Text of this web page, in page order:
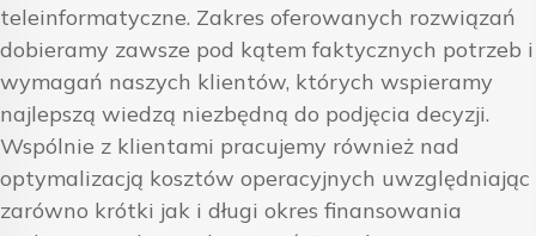
teleinformatyczne. Zakres oferowanych rozwiązań
dobieramy zawsze pod kątem faktycznych potrzeb i
wymagań naszych klientów, których wspieramy
najlepszą wiedzą niezbędną do podjęcia decyzji.
Wspólnie z klientami pracujemy również nad
optymalizacją kosztów operacyjnych uwzględniając
zarówno krótki jak i długi okres finansowania